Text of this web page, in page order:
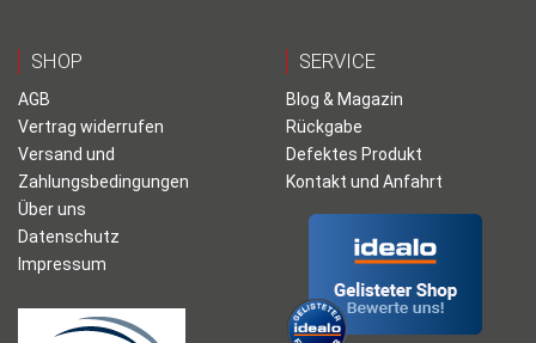
SHOP
AGB
Vertrag widerrufen
Versand und
Zahlungsbedingungen
Über uns
Datenschutz
Impressum
SERVICE
Blog & Magazin
Rückgabe
Defektes Produkt
Kontakt und Anfahrt